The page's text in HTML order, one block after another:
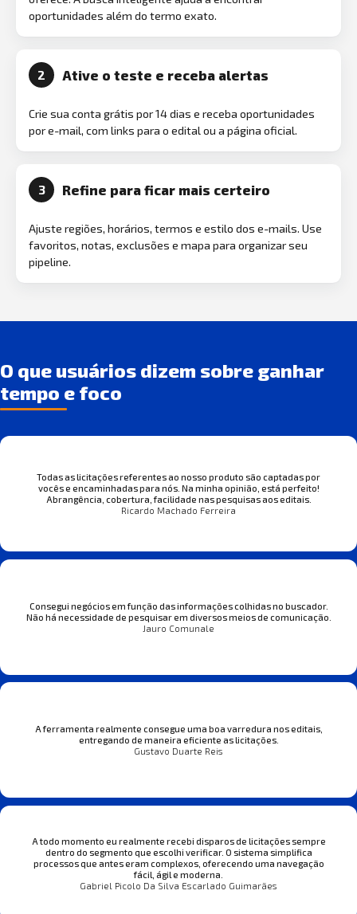
oportunidades além do termo exato.
2 Ative o teste e receba alertas
Crie sua conta grátis por 14 dias e receba oportunidades
por e-mail, com links para o edital ou a página oficial.
3 Refine para ficar mais certeiro
Ajuste regiões, horários, termos e estilo dos e-mails. Use
favoritos, notas, exclusões e mapa para organizar seu
pipeline.
O que usuários dizem sobre ganhar
tempo e foco
Todas as licitações referentes ao nosso produto são captadas por
vocês e encaminhadas para nós. Na minha opinião, está perfeito!
Abrangência, cobertura, facilidade nas pesquisas aos editais.
Ricardo Machado Ferreira
Consegui negócios em função das informações colhidas no buscador.
Não há necessidade de pesquisar em diversos meios de comunicação.
Jauro Comunale
A ferramenta realmente consegue uma boa varredura nos editais,
entregando de maneira eficiente as licitações.
Gustavo Duarte Reis
A todo momento eu realmente recebi disparos de licitações sempre
dentro do segmento que escolhi verificar. O sistema simplifica
processos que antes eram complexos, oferecendo uma navegação
fácil, ágil e moderna.
Gabriel Picolo Da Silva Escarlado Guimarães